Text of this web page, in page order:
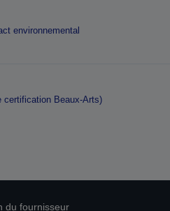
environnemental
certification Beaux-Arts)
du fournisseur